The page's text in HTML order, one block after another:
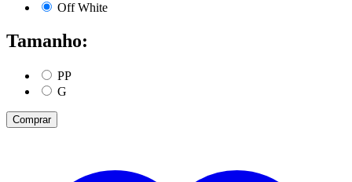
Off White
Tamanho:
PP
G
Comprar